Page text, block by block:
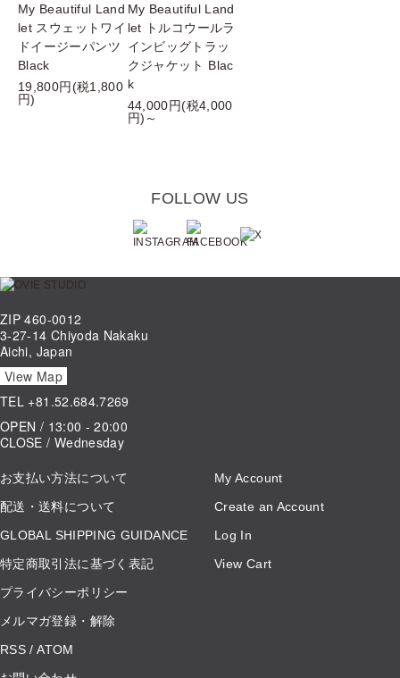
My Beautiful Land
let スウェットワイ
ドイージーパンツ
Black
19,800円(税1,800
円)
My Beautiful Land
let トルコウールラ
インビッグトラッ
クジャケット Blac
k
44,000円(税4,000
円)～
FOLLOW US
ZIP 460-0012
3-27-14 Chiyoda Nakaku
Aichi, Japan
View Map
TEL +81.52.684.7269
OPEN / 13:00 - 20:00
CLOSE / Wednesday
お支払い方法について
配送・送料について
GLOBAL SHIPPING GUIDANCE
特定商取引法に基づく表記
プライバシーポリシー
メルマガ登録・解除
RSS /ATOM
My Account
Create an Account
Log In
View Cart